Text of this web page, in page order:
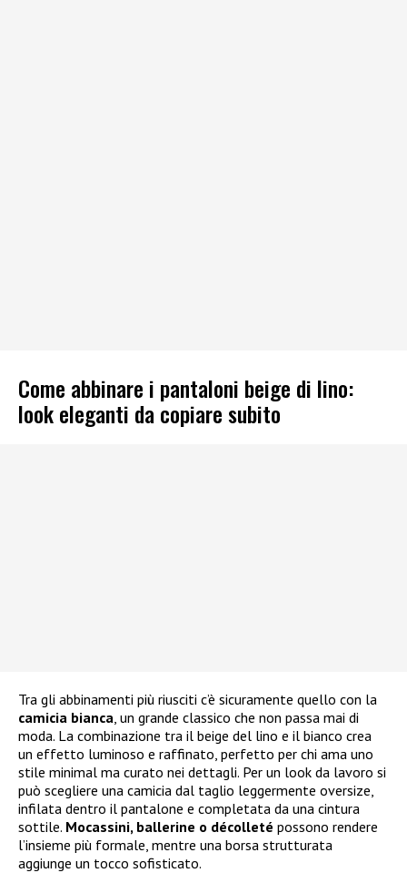
Come abbinare i pantaloni beige di lino:
look eleganti da copiare subito
Tra gli abbinamenti più riusciti c’è sicuramente quello con la
camicia bianca , un grande classico che non passa mai di
moda. La combinazione tra il beige del lino e il bianco crea
un effetto luminoso e raffinato, perfetto per chi ama uno
stile minimal ma curato nei dettagli. Per un look da lavoro si
può scegliere una camicia dal taglio leggermente oversize,
infilata dentro il pantalone e completata da una cintura
sottile. Mocassini, ballerine o décolleté possono rendere
l’insieme più formale, mentre una borsa strutturata
aggiunge un tocco sofisticato.